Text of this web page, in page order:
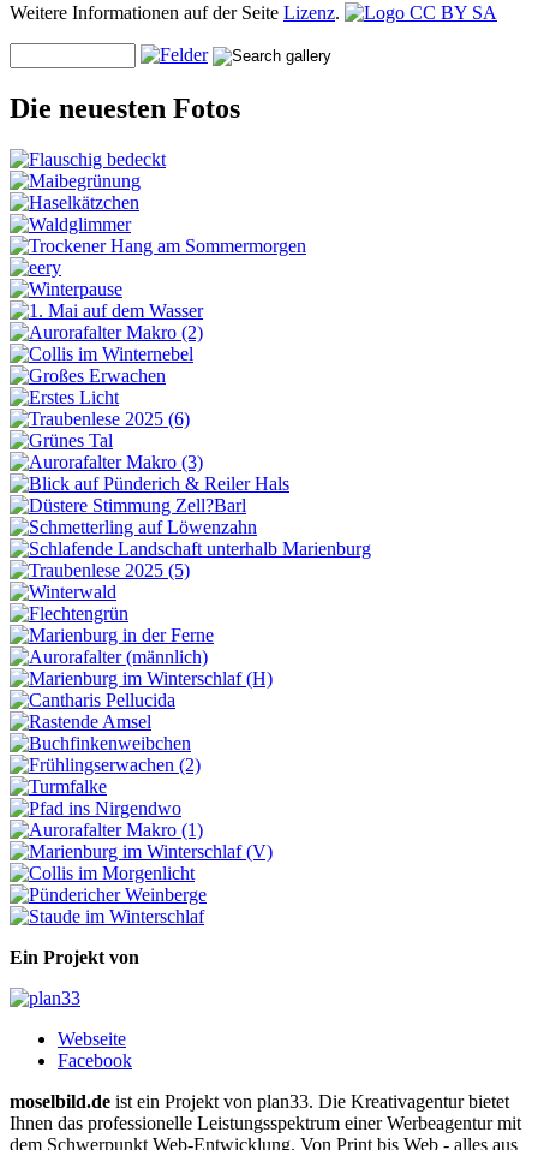
Weitere Informationen auf der Seite Lizenz.
Die neuesten Fotos
Ein Projekt von
Webseite
Facebook
moselbild.de ist ein Projekt von plan33. Die Kreativagentur bietet
Ihnen das professionelle Leistungsspektrum einer Werbeagentur mit
dem Schwerpunkt Web-Entwicklung. Von Print bis Web - alles aus